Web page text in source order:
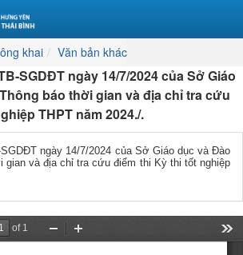
khai Văn bản khác
SGDĐT ngày 14/7/2024 của Sở Giáo
báo thời gian và địa chỉ tra cứu
THPT năm 2024./.
ngày 14/7/2024 của Sở Giáo dục và Đào
gian và địa chỉ tra cứu điểm thi Kỳ thi tốt nghiệp